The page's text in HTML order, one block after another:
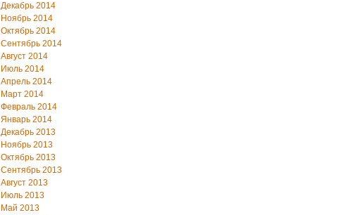
Декабрь 2014
Ноябрь 2014
Октябрь 2014
Сентябрь 2014
Август 2014
Июль 2014
Апрель 2014
Март 2014
Февраль 2014
Январь 2014
Декабрь 2013
Ноябрь 2013
Октябрь 2013
Сентябрь 2013
Август 2013
Июль 2013
Май 2013